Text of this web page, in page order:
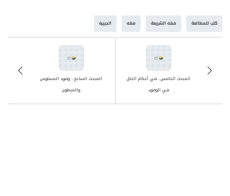
كتب للمطالعة فقه الشريعة فقه الجبيرة
المبحث السابع ـ وضوء المسلوس
والمبطون
المبحث الخامس ـ في أحكام الخلل
في الوضوء